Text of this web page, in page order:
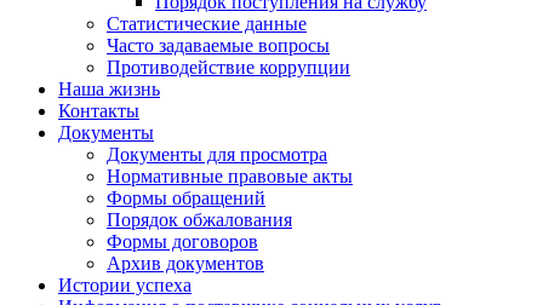
Статистические данные
Часто задаваемые вопросы
Противодействие коррупции
Наша жизнь
Контакты
Документы
Документы для просмотра
Нормативные правовые акты
Формы обращений
Порядок обжалования
Формы договоров
Архив документов
Истории успеха